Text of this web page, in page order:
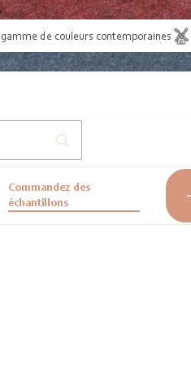
gamme de couleurs contemporaines
Commandez des
échantillons